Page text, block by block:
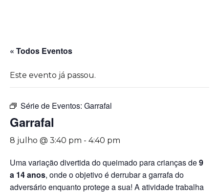
« Todos Eventos
Este evento já passou.
Série de Eventos: Garrafal
Garrafal
8 julho @ 3:40 pm - 4:40 pm
Uma variação divertida do queimado para crianças de9
a 14 anos, onde o objetivo é derrubar a garrafa do
adversário enquanto protege a sua! A atividade trabalha